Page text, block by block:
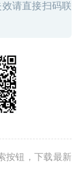
请直接扫码联
按钮，下载最新